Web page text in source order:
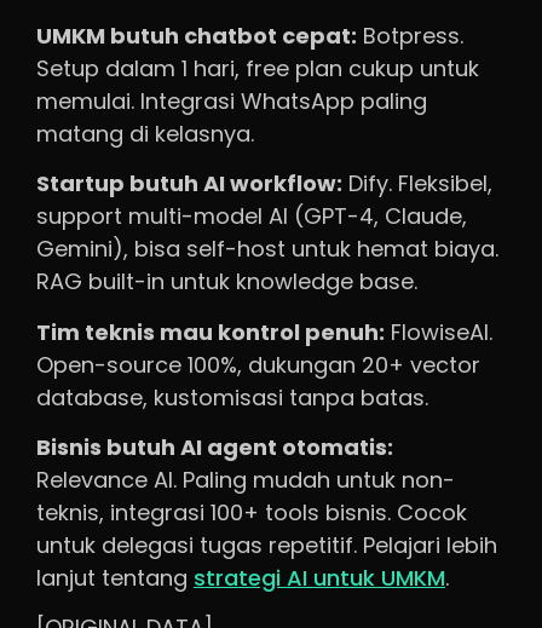
UMKM butuh chatbot cepat: Botpress.
Setup dalam 1 hari, free plan cukup untuk
memulai. Integrasi WhatsApp paling
matang di kelasnya.
Startup butuh AI workflow: Dify. Fleksibel,
support multi-model AI (GPT-4, Claude,
Gemini), bisa self-host untuk hemat biaya.
RAG built-in untuk knowledge base.
Tim teknis mau kontrol penuh: FlowiseAI.
Open-source 100%, dukungan 20+ vector
database, kustomisasi tanpa batas.
Bisnis butuh AI agent otomatis:
Relevance AI. Paling mudah untuk non-
teknis, integrasi 100+ tools bisnis. Cocok
untuk delegasi tugas repetitif. Pelajari lebih
lanjut tentang strategi AI untuk UMKM.